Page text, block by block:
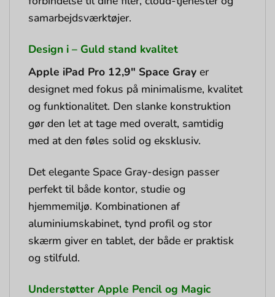
samarbejdsværktøjer.
Design i – Guld stand kvalitet
Apple iPad Pro 12,9″ Space Gray er
designet med fokus på minimalisme, kvalitet
og funktionalitet. Den slanke konstruktion
gør den let at tage med overalt, samtidig
med at den føles solid og eksklusiv.
Det elegante Space Gray-design passer
perfekt til både kontor, studie og
hjemmemiljø. Kombinationen af
aluminiumskabinet, tynd profil og stor
skærm giver en tablet, der både er praktisk
og stilfuld.
Understøtter Apple Pencil og Magic